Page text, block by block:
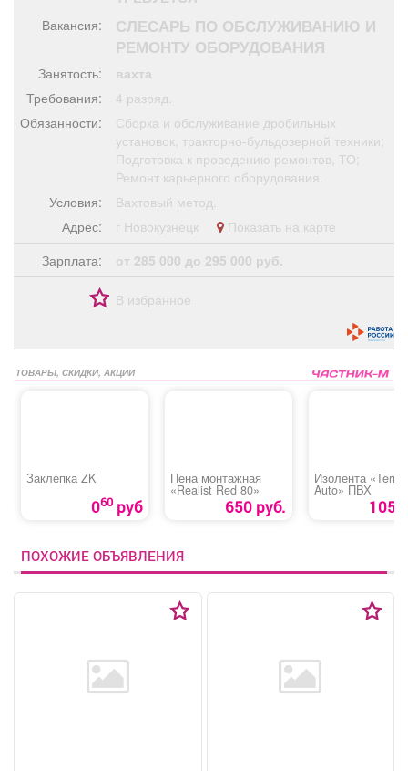
Я - пенсионер
Вакансия:
СЛЕСАРЬ ПО ОБСЛУЖИВАНИЮ И
РЕМОНТУ ОБОРУДОВАНИЯ
Занятость:
вахта
Требования:
4 разряд.
Обязанности:
Сборка и обслуживание дробильных
установок, тракторно-бульдозерной техники;
Подготовка к проведению ремонтов, ТО;
Ремонт карьерного оборудования.
Условия:
Вахтовый метод.
Адрес:
г Новокузнецк
Показать на карте
Зарплата:
от 285 000 до 295 000 руб.
В избранное
ТОВАРЫ, СКИДКИ, АКЦИИ
Заклепка ZK
060руб
Пена монтажная
«Realist Red 80»
650 руб.
Изолента
Auto» ПВХ
105
ПОХОЖИЕ ОБЪЯВЛЕНИЯ